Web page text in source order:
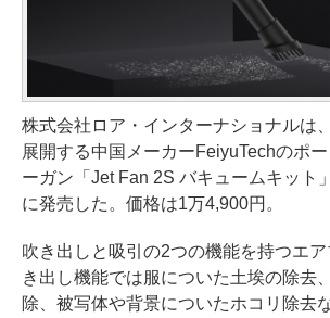
株式会社ロア・インターナショナルは
展開する中国メーカーFeiyuTechのポ
ーガン「Jet Fan 2S バキュームキット
に発売した。価格は1万4,900円。
吹き出しと吸引の2つの機能を持つエ
き出し機能では服についた土埃の除去
除、被写体や背景についたホコリ除去